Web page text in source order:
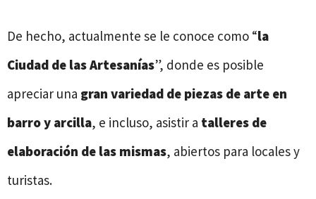
De hecho, actualmente se le conoce como “la
Ciudad de las Artesanías”, donde es posible
apreciar una gran variedad de piezas de arte en
barro y arcilla, e incluso, asistir a talleres de
elaboración de las mismas, abiertos para locales y
turistas.